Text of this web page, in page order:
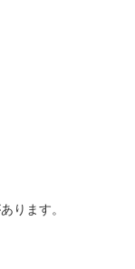
ります。